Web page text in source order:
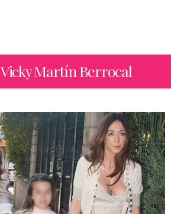
Martín Berrocal